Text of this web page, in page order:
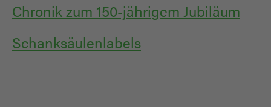
Chronik zum 150-jährigem Jubiläum
Schanksäulenlabels